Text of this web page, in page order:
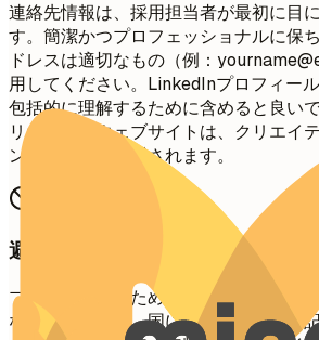
連絡先情報は、採用担当者が最初に目
す。簡潔かつプロフェッショナルに保
ドレスは適切なもの（例：
用してください。LinkedInプロフィー
包括的に理解するために含めると良い
リオや個人ウェブサイトは、クリエイ
ン系の職種に推奨されます。
避けたい書き方
プライバシーのため、番地まで記載し
ないでください。国によっては特に明